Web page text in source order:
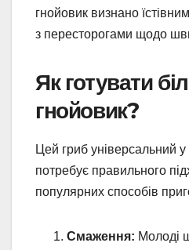
гнойовик визнано
з пересторогами щодо
Як готувати
гнойовик?
Цей гриб універсальний у
потребує правильного
популярних способів
Смаження: Молоді